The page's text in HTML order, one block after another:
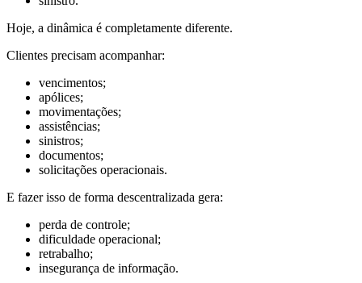
Hoje, a dinâmica é completamente diferente.
Clientes precisam acompanhar:
vencimentos;
apólices;
movimentações;
assistências;
sinistros;
documentos;
solicitações operacionais.
E fazer isso de forma descentralizada gera:
perda de controle;
dificuldade operacional;
retrabalho;
insegurança de informação.